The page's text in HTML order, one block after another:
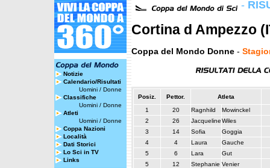
Notizie
Calendario/Risultati
Uomini / Donne
Classifiche
Uomini / Donne
Atleti
Uomini / Donne
Coppa Nazioni
Località
Dati Storici
Lo Sci in TV
Links
-
Cortina d Ampezzo
Coppa del Mondo Donne -
Posiz. Pettor. Atleta
1
20 Ragnhild
Mowinckel
2
26 JacquelineWiles
3
14 Sofia
Goggia
4
4 Laura
Gauche
5
6 Lara
Gut
5
12 Stephanie Venier